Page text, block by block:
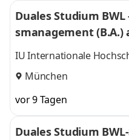
Duales Studium
smanagement (B.A.)
l
IU Internationale
München
vor 9 Tagen
Duales Studium